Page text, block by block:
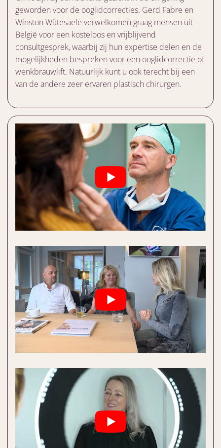
geworden voor de ooglidcorrecties. Gerd Fabre en
Winston Wittesaele verwelkomen graag mensen uit
België voor een kosteloos en vrijblijvend
consultgesprek, waarbij zij hun expertise delen en de
mogelijkheden bespreken voor een ooglidcorrectie of
wenkbrauwlift. Natuurlijk kunt u ook terecht bij een
van de andere zeer ervaren plastisch chirurgen.